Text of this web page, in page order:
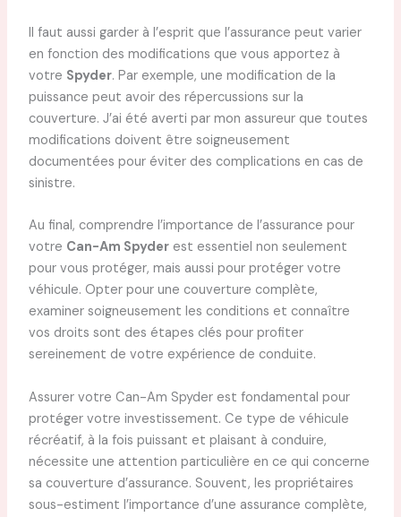
Il faut aussi garder à l’esprit que l’assurance peut varier
en fonction des modifications que vous apportez à
votre Spyder. Par exemple, une modification de la
puissance peut avoir des répercussions sur la
couverture. J’ai été averti par mon assureur que toutes
modifications doivent être soigneusement
documentées pour éviter des complications en cas de
sinistre.
Au final, comprendre l’importance de l’assurance pour
votre Can-Am Spyderest essentiel non seulement
pour vous protéger, mais aussi pour protéger votre
véhicule. Opter pour une couverture complète,
examiner soigneusement les conditions et connaître
vos droits sont des étapes clés pour profiter
sereinement de votre expérience de conduite.
Assurer votre Can-Am Spyder est fondamental pour
protéger votre investissement. Ce type de véhicule
récréatif, à la fois puissant et plaisant à conduire,
nécessite une attention particulière en ce qui concerne
sa couverture d’assurance. Souvent, les propriétaires
sous-estiment l’importance d’une assurance complète,